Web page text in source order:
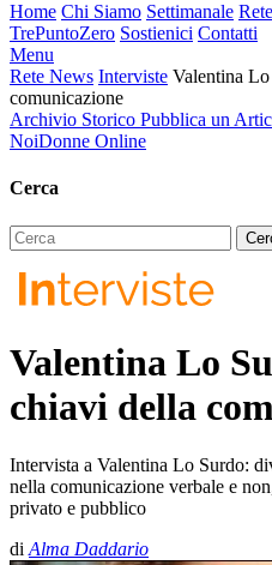
Home Chi Siamo Settimanale
TrePuntoZero Sostienici Contatti
Menu
Rete News Interviste Valentina
comunicazione
Archivio Storico Pubblica un
NoiDonne Online
Cerca
Valentina Lo
chiavi della
Intervista a Valentina Lo Surdo:
nella comunicazione verbale e
privato e pubblico
diAlma Daddario